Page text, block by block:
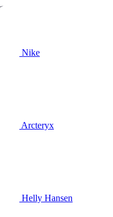
Nike
Arcteryx
Helly Hansen